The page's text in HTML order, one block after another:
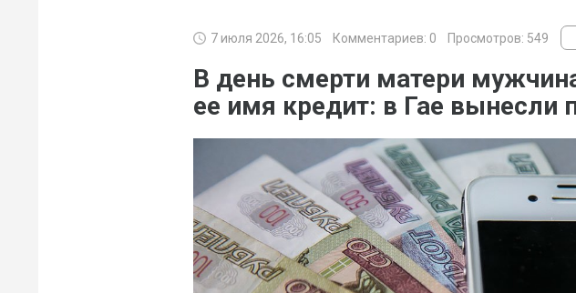
7 июля 2026, 16:05 Комментариев: 0 Просмотров: 549
В день смерти матери
ее имя кредит: в Гае вынесли